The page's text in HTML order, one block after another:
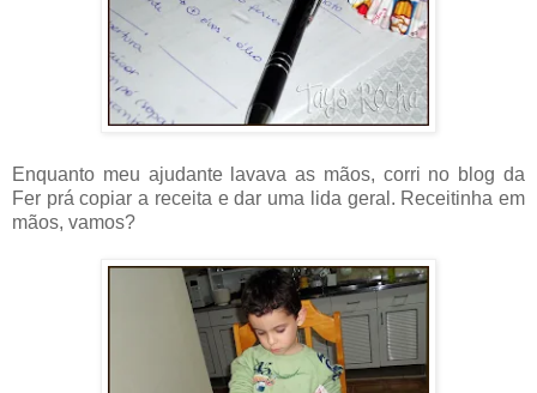
Enquanto meu ajudante lavava as mãos, corri no blog da
Fer prá copiar a receita e dar uma lida geral. Receitinha em
mãos, vamos?